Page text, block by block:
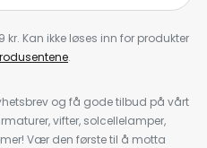
kr. Kan ikke løses inn for produkter
.
og få gode tilbud på vårt
vifter, solcellelamper,
Vær den første til å motta